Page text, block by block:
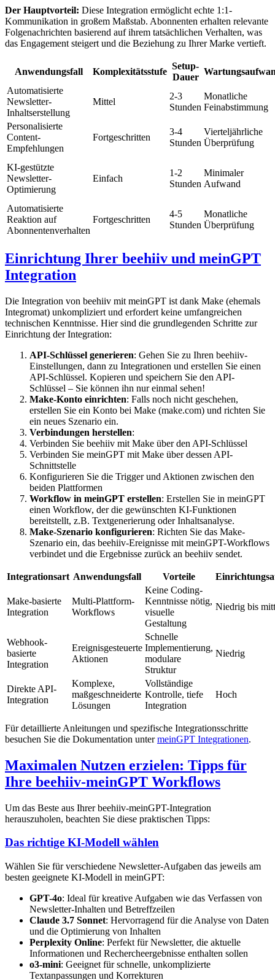
Der Hauptvorteil: Diese Integration ermöglicht echte 1:1-
Kommunikation in großem Maßstab. Abonnenten erhalten relevante
Folgenachrichten basierend auf ihrem tatsächlichen Verhalten, was
das Engagement steigert und die Beziehung zu Ihrer Marke vertieft.
Anwendungsfall Komplexitätsstufe
Setup-
Dauer
Automatisierte
Newsletter-
Inhaltserstellung
Mittel
2-3
Stunden
Monatliche
Feinabstimmung
Personalisierte
Content-
Empfehlungen
Fortgeschritten
3-4
Stunden
Vierteljährliche
Überprüfung
KI-gestützte
Newsletter-
Optimierung
Einfach
1-2
Stunden
Minimaler
Aufwand
Automatisierte
Reaktion auf
Abonnentenverhalten
Fortgeschritten
4-5
Stunden
Monatliche
Überprüfung
Einrichtung Ihrer beehiiv und meinGPT
Integration
Die Integration von beehiiv mit meinGPT ist dank Make (ehemals
Integromat) unkompliziert und erfordert keine umfangreichen
technischen Kenntnisse. Hier sind die grundlegenden Schritte zur
Einrichtung der Integration:
API-Schlüssel generieren: Gehen Sie zu Ihren beehiiv-
Einstellungen, dann zu Integrationen und erstellen Sie einen
API-Schlüssel. Kopieren und speichern Sie den API-
Schlüssel – Sie können ihn nur einmal sehen!
Make-Konto einrichten: Falls noch nicht geschehen,
erstellen Sie ein Konto bei Make (make.com) und richten Sie
ein neues Szenario ein.
Verbindungen herstellen:
Verbinden Sie beehiiv mit Make über den API-Schlüssel
Verbinden Sie meinGPT mit Make über dessen API-
Schnittstelle
Konfigurieren Sie die Trigger und Aktionen zwischen den
beiden Plattformen
Workflow in meinGPT erstellen: Erstellen Sie in meinGPT
einen Workflow, der die gewünschten KI-Funktionen
bereitstellt, z.B. Textgenerierung oder Inhaltsanalyse.
Make-Szenario konfigurieren: Richten Sie das Make-
Szenario ein, das beehiiv-Ereignisse mit meinGPT-Workflows
verbindet und die Ergebnisse zurück an beehiiv sendet.
Integrationsart Anwendungsfall Vorteile
Make-basierte
Integration
Multi-Plattform-
Workflows
Keine Coding-
Kenntnisse nötig,
visuelle
Gestaltung
Niedrig bis
Webhook-
basierte
Integration
Ereignisgesteuerte
Aktionen
Schnelle
Implementierung,
modulare
Struktur
Niedrig
Direkte API-
Integration
Komplexe,
maßgeschneiderte
Lösungen
Vollständige
Kontrolle, tiefe
Integration
Hoch
Für detaillierte Anleitungen und spezifische Integrationsschritte
besuchen Sie die Dokumentation untermeinGPT Integrationen.
Maximalen Nutzen erzielen: Tipps für
Ihre beehiiv-meinGPT Workflows
Um das Beste aus Ihrer beehiiv-meinGPT-Integration
herauszuholen, beachten Sie diese praktischen Tipps:
Das richtige KI-Modell wählen
Wählen Sie für verschiedene Newsletter-Aufgaben das jeweils am
besten geeignete KI-Modell in meinGPT:
GPT-4o: Ideal für kreative Aufgaben wie das Verfassen von
Newsletter-Inhalten und Betreffzeilen
Claude 3.7 Sonnet: Hervorragend für die Analyse von Daten
und die Optimierung von Inhalten
Perplexity Online: Perfekt für Newsletter, die aktuelle
Informationen und Rechercheergebnisse enthalten sollen
o3-mini: Geeignet für schnelle, unkomplizierte
Textanpassungen und Korrekturen